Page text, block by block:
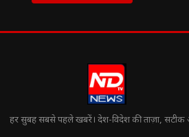
हर सुबह सबसे पहले खबरें। देश-विदेश की ताज़ा, सटीक